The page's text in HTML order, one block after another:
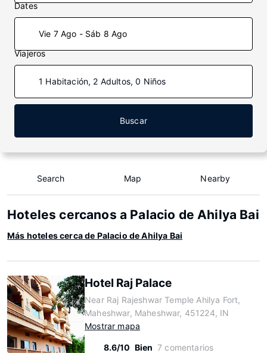
Dates
Vie 7 Ago - Sáb 8 Ago
Viajeros
1 Habitación, 2 Adultos, 0 Niños
Buscar
Search Map Nearby
Hoteles cercanos a Palacio de Ahilya Bai
Más hoteles cerca de Palacio de Ahilya Bai
Hotel Raj Palace
Near Raj Rajeshwar Temple Ahilya Fort,
Maheshwar, Maheshwar, 451224, IN
Mostrar mapa
8.6/10 Bien 7 comentarios